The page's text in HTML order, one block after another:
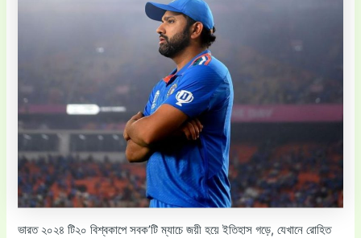
ভারত ২০২৪ টি২০ বিশ্বকাপে সবক’টি ম্যাচে জয়ী হয়ে ইতিহাস গড়ে, যেখানে রোহিত